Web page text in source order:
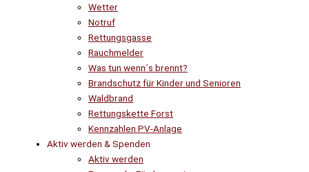
Wetter
Notruf
Rettungsgasse
Rauchmelder
Was tun wenn´s brennt?
Brandschutz für Kinder und Senioren
Waldbrand
Rettungskette Forst
Kennzahlen PV-Anlage
Aktiv werden & Spenden
Aktiv werden